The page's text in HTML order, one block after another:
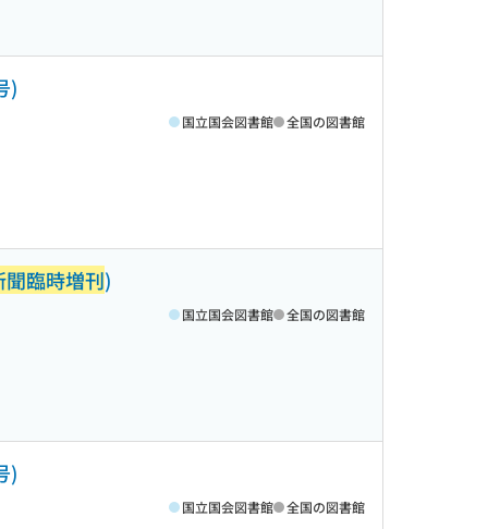
)
国立国会図書館 全国の図書館
臨時増刊)
国立国会図書館 全国の図書館
)
国立国会図書館 全国の図書館